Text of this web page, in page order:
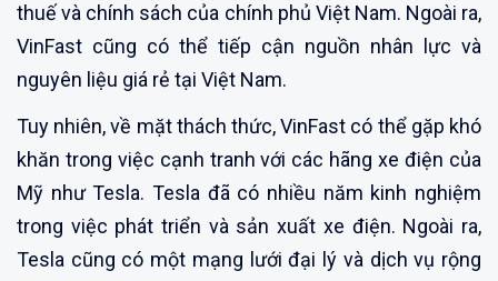
thuế và chính sách của chính phủ Việt Nam. Ngoài ra,
VinFast cũng có thể tiếp cận nguồn nhân lực và
nguyên liệu giá rẻ tại Việt Nam.
Tuy nhiên, về mặt thách thức, VinFast có thể gặp khó
khăn trong việc cạnh tranh với các hãng xe điện của
Mỹ như Tesla. Tesla đã có nhiều năm kinh nghiệm
trong việc phát triển và sản xuất xe điện. Ngoài ra,
Tesla cũng có một mạng lưới đại lý và dịch vụ rộng